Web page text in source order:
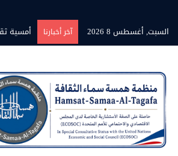
السبت, أغسطس 8 2026
آخر أخبارنا بين